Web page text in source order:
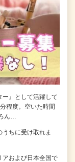
ー』として活躍して
程度。空いた時間
ん…
ちに受け取れま
および日本全国で